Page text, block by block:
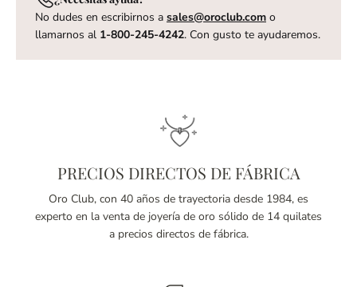
No dudes en escribirnos a sales@oroclub.com o
llamarnos al 1-800-245-4242. Con gusto te ayudaremos.
PRECIOS DIRECTOS DE FÁBRICA
Oro Club, con 40 años de trayectoria desde 1984, es
experto en la venta de joyería de oro sólido de 14 quilates
a precios directos de fábrica.